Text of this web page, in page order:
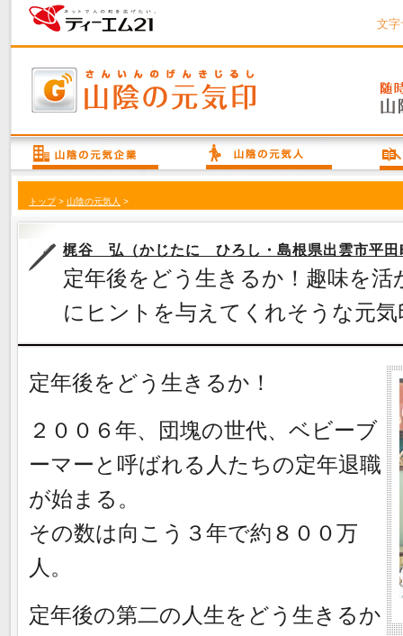
文字
トップ> 山陰の元気人 >
梶谷 弘（かじたに ひろし・島根県出雲市平田
定年後をどう生きるか！趣味を
にヒントを与えてくれそうな元気
定年後をどう生きるか！
２００６年、団塊の世代、ベビーブ
ーマーと呼ばれる人たちの定年退職
が始まる。
その数は向こう３年で約８００万
人。
定年後の第二の人生をどう生きるか